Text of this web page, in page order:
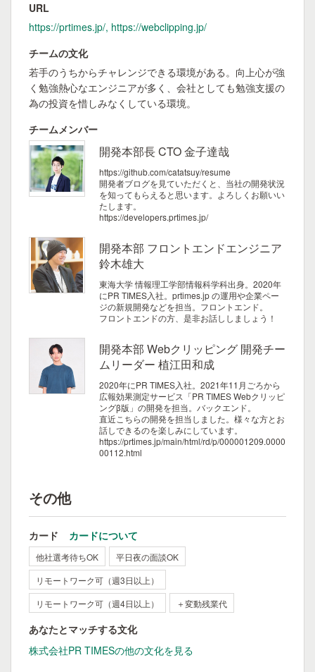
URL
https://prtimes.jp/, https://webclipping.jp/
チームの文化
若手のうちからチャレンジできる環境がある。向上心が強
く勉強熱心なエンジニアが多く、会社としても勉強支援の
為の投資を惜しみなくしている環境。
チームメンバー
開発本部長 CTO 金子達哉
https://github.com/catatsuy/resume
開発者ブログを見ていただくと、当社の開発状況
を知ってもらえると思います。よろしくお願いい
たします。
https://developers.prtimes.jp/
開発本部 フロントエンドエンジニア
鈴木雄大
東海大学 情報理工学部情報科学科出身。2020年
にPR TIMES入社。prtimes.jp の運用や企業ペー
ジの新規開発などを担当。フロントエンド。
フロントエンドの方、是非お話ししましょう！
開発本部 Webクリッピング 開発チー
ムリーダー 植江田和成
2020年にPR TIMES入社。2021年11月ごろから
広報効果測定サービス「PR TIMES Webクリッピ
ングβ版」の開発を担当。バックエンド。
直近こちらの開発を担当しました。様々な方とお
話しできるのを楽しみにしています。
https://prtimes.jp/main/html/rd/p/000001209.0000
00112.html
その他
カード カードについて
他社選考待ちOK
平日夜の面談OK
リモートワーク可（週3日以上）
リモートワーク可（週4日以上）
＋変動残業代
あなたとマッチする文化
株式会社PR TIMESの他の文化を見る